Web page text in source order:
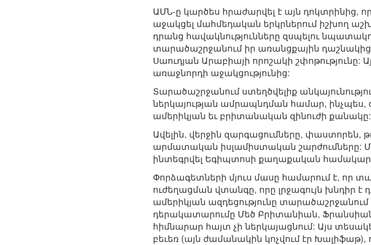
ԱՄՆ-ը կարծես հրաժարվել է այն դոկտրինից,
աջակցել մահմեդական երկրներում իշխող
դրանց հավակնությունները զսպելու
տարածաշրջանում իր առանցքային
Սաուդյան Արաբիայի որոշակի
առաջնորդի աջակցությունից:
Տարածաշրջանում ստեղծվելիք
ներկայության ամրապնդման համար, ինչպես,
ամերիկյան եւ բրիտանական զինուժի քանակը:
Ավելին, վերջին զարգացումները, փաստորեն,
արմատական իսլամիստական շարժումները:
ինտեգրվել Եգիպտոսի քաղաքական
Փորձագետների մյուս մասը համարում է,
ուժեղացման վտանգը, որը լրջագույն խնդիր
ամերիկյան ազդեցությունը
դերակատարումը Մեծ Բրիտանիան, Ֆրանսիան
հիմնարար հայտ չի ներկայացնում: Այս
բեւեռ (այն ժամանակին կոչվում էր